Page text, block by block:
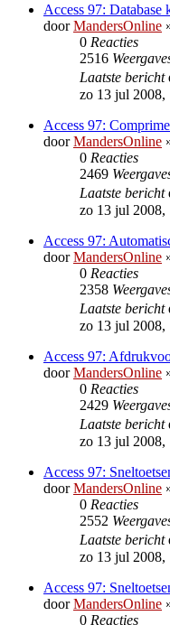
Access 97: Database
doorMandersOnline
0 Reacties
2516
Laatste bericht
zo 13 jul 2008,
Access 97:
doorMandersOnline
0 Reacties
2469
Laatste bericht
zo 13 jul 2008,
Access 97:
doorMandersOnline
0 Reacties
2358
Laatste bericht
zo 13 jul 2008,
Access 97:
doorMandersOnline
0 Reacties
2429
Laatste bericht
zo 13 jul 2008,
Access 97:
doorMandersOnline
0 Reacties
2552
Laatste bericht
zo 13 jul 2008,
Access 97:
doorMandersOnline
0 Reacties